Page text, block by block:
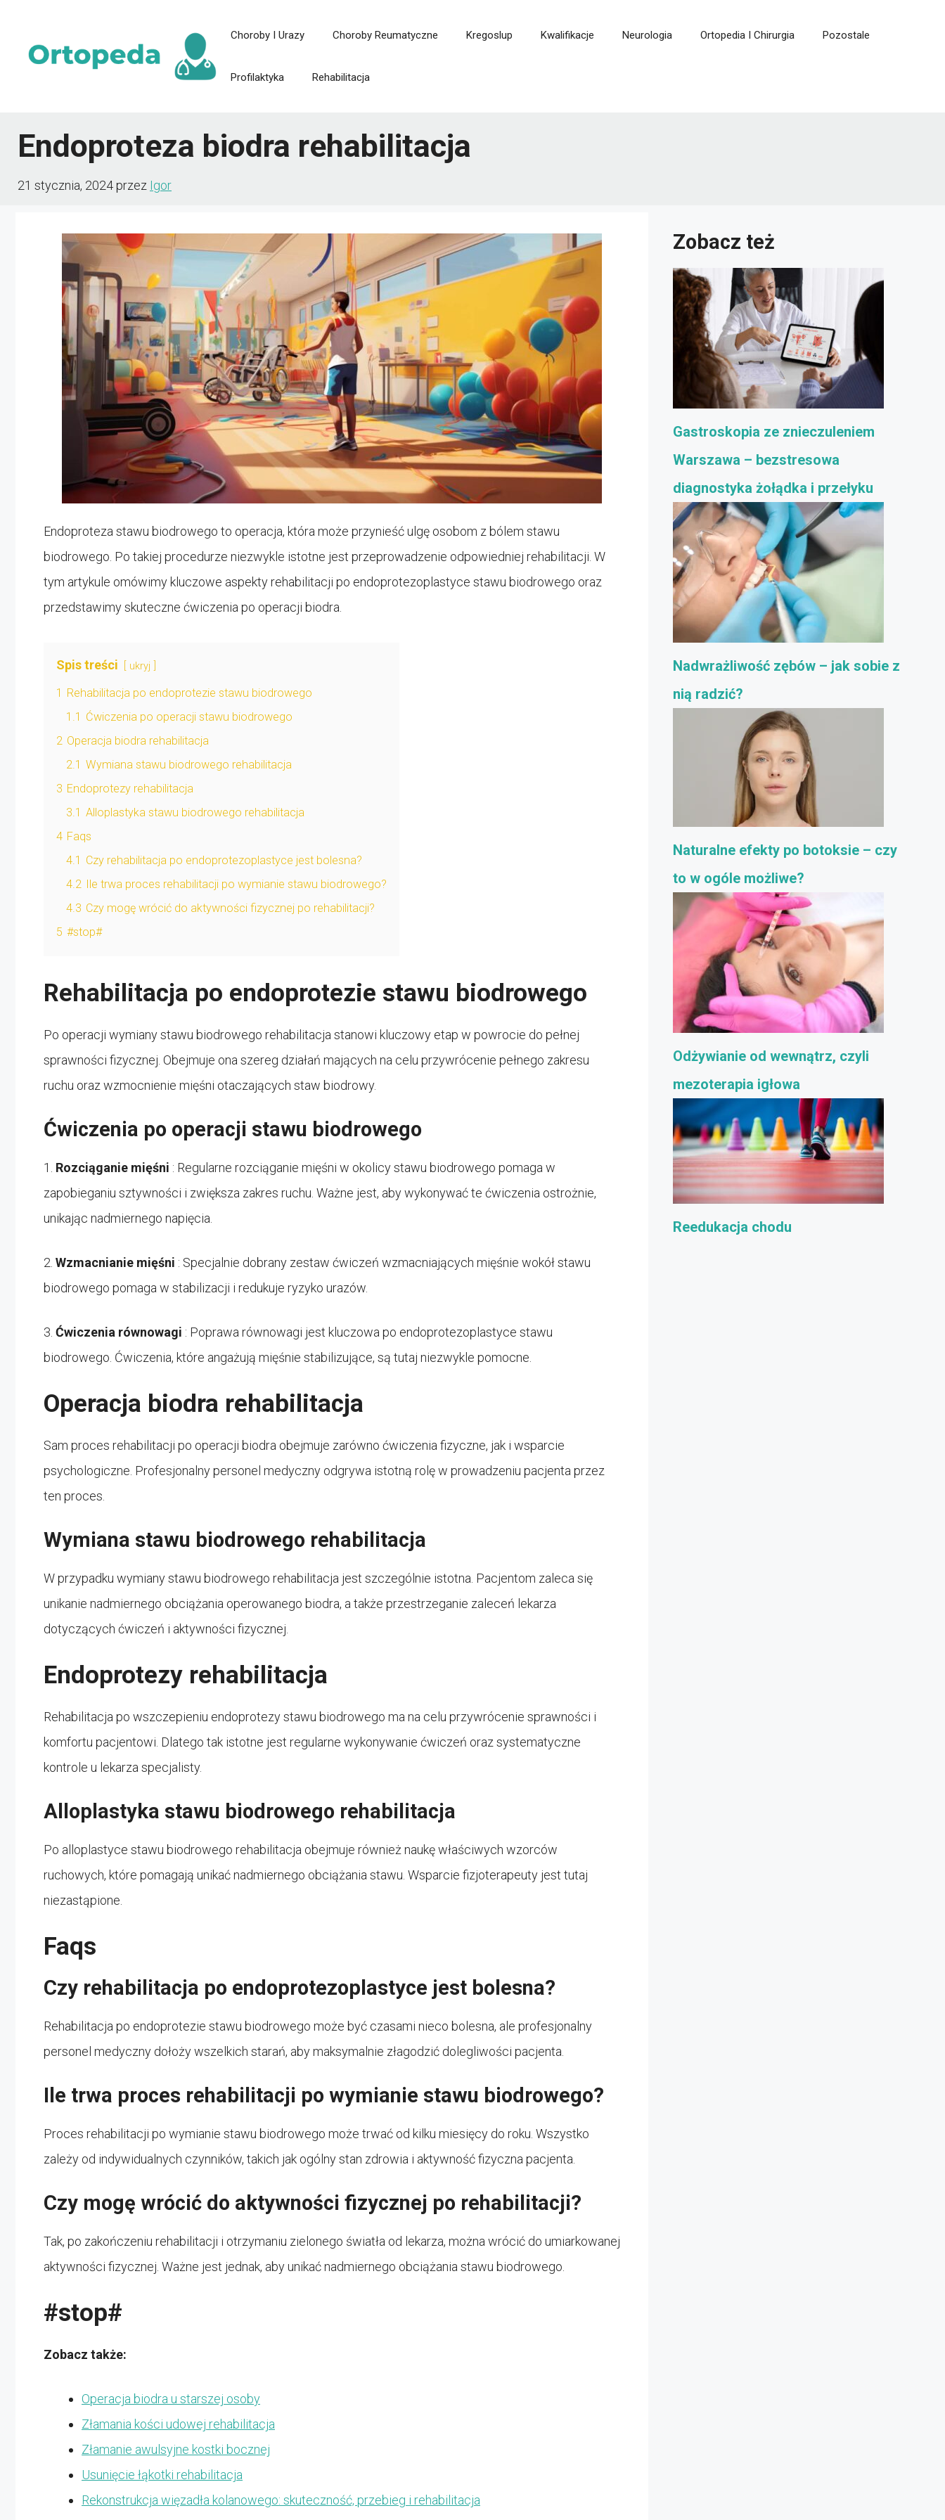
treści
Choroby I Urazy Choroby Reumatyczne Kregoslup Kwalifikacje Neurologia Ortopedia I Chirurgia Pozostale
Profilaktyka Rehabilitacja
Endoproteza biodra rehabilitacja
21 stycznia, 2024przez Igor
Endoproteza stawu biodrowego to operacja, która może przynieść ulgę osobom z bólem stawu
biodrowego. Po takiej procedurze niezwykle istotne jest przeprowadzenie odpowiedniej rehabilitacji. W
tym artykule omówimy kluczowe aspekty rehabilitacji po endoprotezoplastyce stawu biodrowego oraz
przedstawimy skuteczne ćwiczenia po operacji biodra.
Spis treści ukryj
1 Rehabilitacja po endoprotezie stawu biodrowego
1.1 Ćwiczenia po operacji stawu biodrowego
2 Operacja biodra rehabilitacja
2.1 Wymiana stawu biodrowego rehabilitacja
3 Endoprotezy rehabilitacja
3.1 Alloplastyka stawu biodrowego rehabilitacja
4 Faqs
4.1 Czy rehabilitacja po endoprotezoplastyce jest bolesna?
4.2 Ile trwa proces rehabilitacji po wymianie stawu biodrowego?
4.3 Czy mogę wrócić do aktywności fizycznej po rehabilitacji?
5 #stop#
Rehabilitacja po endoprotezie stawu biodrowego
Po operacji wymiany stawu biodrowego rehabilitacja stanowi kluczowy etap w powrocie do pełnej
sprawności fizycznej. Obejmuje ona szereg działań mających na celu przywrócenie pełnego zakresu
ruchu oraz wzmocnienie mięśni otaczających staw biodrowy.
Ćwiczenia po operacji stawu biodrowego
1. Rozciąganie mięśni : Regularne rozciąganie mięśni w okolicy stawu biodrowego pomaga w
zapobieganiu sztywności i zwiększa zakres ruchu. Ważne jest, aby wykonywać te ćwiczenia ostrożnie,
unikając nadmiernego napięcia.
2. Wzmacnianie mięśni : Specjalnie dobrany zestaw ćwiczeń wzmacniających mięśnie wokół stawu
biodrowego pomaga w stabilizacji i redukuje ryzyko urazów.
3. Ćwiczenia równowagi : Poprawa równowagi jest kluczowa po endoprotezoplastyce stawu
biodrowego. Ćwiczenia, które angażują mięśnie stabilizujące, są tutaj niezwykle pomocne.
Operacja biodra rehabilitacja
Sam proces rehabilitacji po operacji biodra obejmuje zarówno ćwiczenia fizyczne, jak i wsparcie
psychologiczne. Profesjonalny personel medyczny odgrywa istotną rolę w prowadzeniu pacjenta przez
ten proces.
Wymiana stawu biodrowego rehabilitacja
W przypadku wymiany stawu biodrowego rehabilitacja jest szczególnie istotna. Pacjentom zaleca się
unikanie nadmiernego obciążania operowanego biodra, a także przestrzeganie zaleceń lekarza
dotyczących ćwiczeń i aktywności fizycznej.
Endoprotezy rehabilitacja
Rehabilitacja po wszczepieniu endoprotezy stawu biodrowego ma na celu przywrócenie sprawności i
komfortu pacjentowi. Dlatego tak istotne jest regularne wykonywanie ćwiczeń oraz systematyczne
kontrole u lekarza specjalisty.
Alloplastyka stawu biodrowego rehabilitacja
Po alloplastyce stawu biodrowego rehabilitacja obejmuje również naukę właściwych wzorców
ruchowych, które pomagają unikać nadmiernego obciążania stawu. Wsparcie fizjoterapeuty jest tutaj
niezastąpione.
Faqs
Czy rehabilitacja po endoprotezoplastyce jest bolesna?
Rehabilitacja po endoprotezie stawu biodrowego może być czasami nieco bolesna, ale profesjonalny
personel medyczny dołoży wszelkich starań, aby maksymalnie złagodzić dolegliwości pacjenta.
Ile trwa proces rehabilitacji po wymianie stawu biodrowego?
Proces rehabilitacji po wymianie stawu biodrowego może trwać od kilku miesięcy do roku. Wszystko
zależy od indywidualnych czynników, takich jak ogólny stan zdrowia i aktywność fizyczna pacjenta.
Czy mogę wrócić do aktywności fizycznej po rehabilitacji?
Tak, po zakończeniu rehabilitacji i otrzymaniu zielonego światła od lekarza, można wrócić do umiarkowanej
aktywności fizycznej. Ważne jest jednak, aby unikać nadmiernego obciążania stawu biodrowego.
#stop#
Zobacz także:
Operacja biodra u starszej osoby
Złamania kości udowej rehabilitacja
Złamanie awulsyjne kostki bocznej
Usunięcie łąkotki rehabilitacja
Rekonstrukcja więzadła kolanowego: skuteczność, przebieg i rehabilitacja
Zobacz też
Gastroskopia ze znieczuleniem
Warszawa – bezstresowa
diagnostyka żołądka i przełyku
Nadwrażliwość zębów – jak sobie z
nią radzić?
Naturalne efekty po botoksie – czy
to w ogóle możliwe?
Odżywianie od wewnątrz, czyli
mezoterapia igłowa
Reedukacja chodu